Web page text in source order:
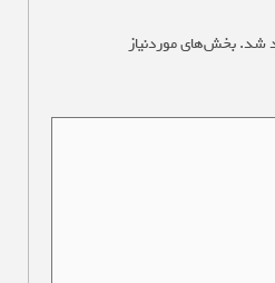
شد.بخش‌های موردنیاز